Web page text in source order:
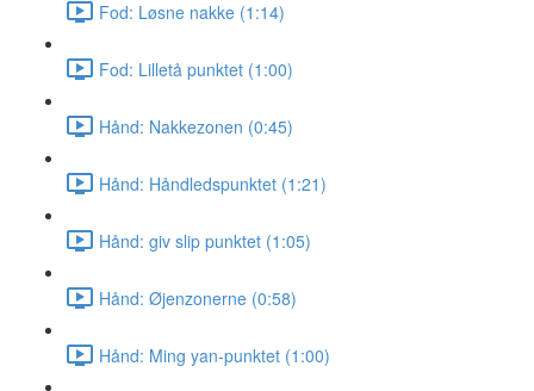
Fod: Løsne nakke (1:14)
Fod: Lilletå punktet (1:00)
Hånd: Nakkezonen (0:45)
Hånd: Håndledspunktet (1:21)
Hånd: giv slip punktet (1:05)
Hånd: Øjenzonerne (0:58)
Hånd: Ming yan-punktet (1:00)